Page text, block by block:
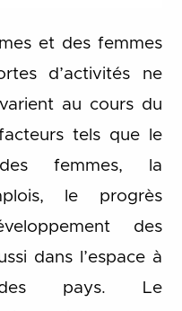
et des femmes
d’activités ne
au cours du
tels que le
des femmes, la
le progrès
des
dans l’espace à
des pays. Le